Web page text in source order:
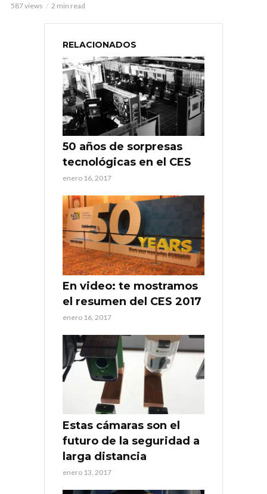
587 views 2 min read
RELACIONADOS
50 años de sorpresas
tecnológicas en el CES
enero 16, 2017
En video: te mostramos
el resumen del CES 2017
enero 16, 2017
Estas cámaras son el
futuro de la seguridad a
larga distancia
enero 13, 2017